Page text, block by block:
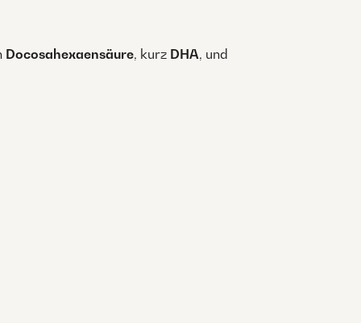
Docosahexaensäure, kurz DHA, und